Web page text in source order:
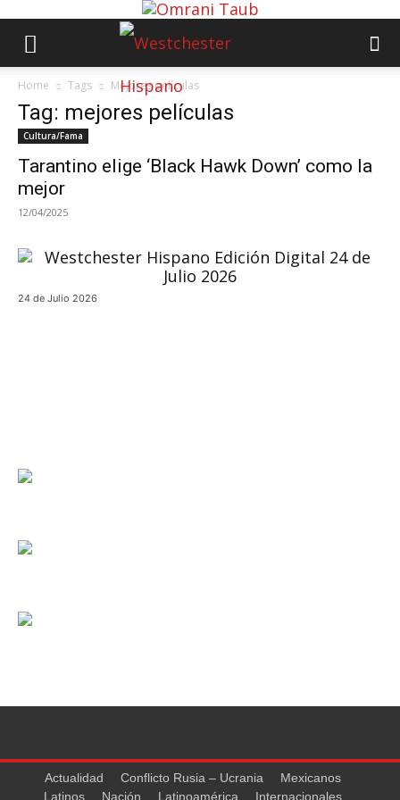
Home Tags Mejores películas
Tag: mejores películas
Cultura/Fama
Tarantino elige ‘Black Hawk Down’ como la
mejor
12/04/2025
24 de Julio 2026
Actualidad Conflicto Rusia – Ucrania
Mexicanos
Latinos
Nación Latinoamérica Internacionales